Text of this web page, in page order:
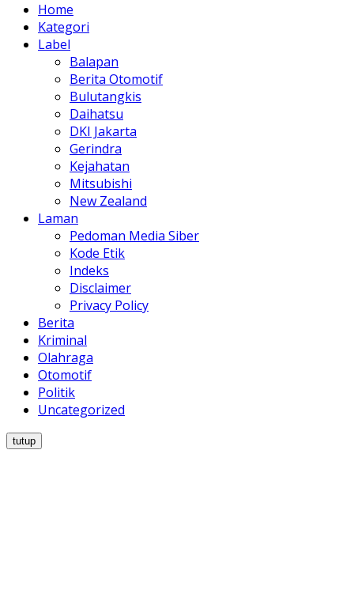
Home
Kategori
Label
Balapan
Berita Otomotif
Bulutangkis
Daihatsu
DKI Jakarta
Gerindra
Kejahatan
Mitsubishi
New Zealand
Laman
Pedoman Media Siber
Kode Etik
Indeks
Disclaimer
Privacy Policy
Berita
Kriminal
Olahraga
Otomotif
Politik
Uncategorized
tutup